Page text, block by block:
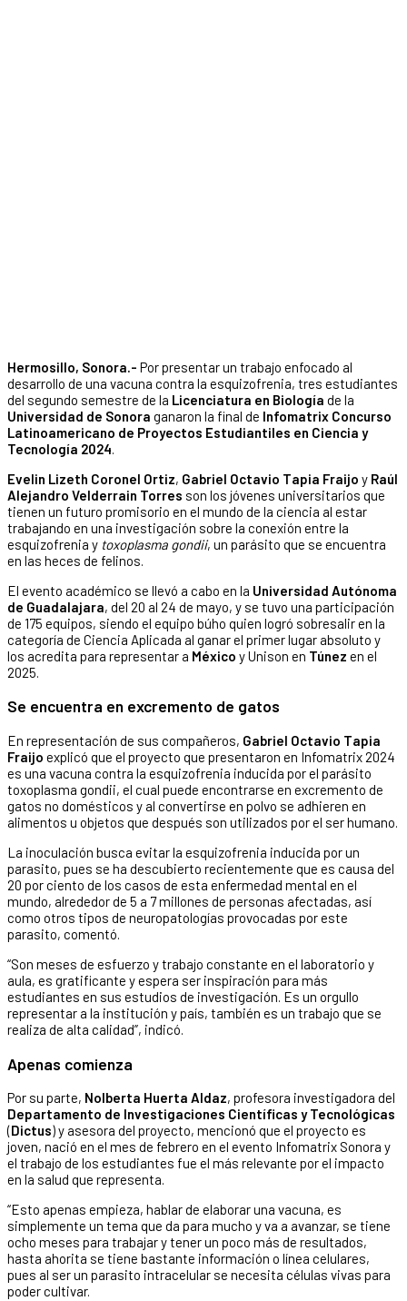
Hermosillo, Sonora.- Por presentar un trabajo enfocado al
desarrollo de una vacuna contra la esquizofrenia, tres estudiantes
del segundo semestre de la Licenciatura en Biología de la
Universidad de Sonora ganaron la final de Infomatrix Concurso
Latinoamericano de Proyectos Estudiantiles en Ciencia y
Tecnología 2024.
Evelin Lizeth Coronel Ortiz, Gabriel Octavio Tapia Fraijo y Raúl
Alejandro Velderrain Torres son los jóvenes universitarios que
tienen un futuro promisorio en el mundo de la ciencia al estar
trabajando en una investigación sobre la conexión entre la
esquizofrenia y toxoplasma gondii, un parásito que se encuentra
en las heces de felinos.
El evento académico se llevó a cabo en la Universidad Autónoma
de Guadalajara, del 20 al 24 de mayo, y se tuvo una participación
de 175 equipos, siendo el equipo búho quien logró sobresalir en la
categoría de Ciencia Aplicada al ganar el primer lugar absoluto y
los acredita para representar a México y Unison en Túnez en el
2025.
Se encuentra en excremento de gatos
En representación de sus compañeros, Gabriel Octavio Tapia
Fraijo explicó que el proyecto que presentaron en Infomatrix 2024
es una vacuna contra la esquizofrenia inducida por el parásito
toxoplasma gondii, el cual puede encontrarse en excremento de
gatos no domésticos y al convertirse en polvo se adhieren en
alimentos u objetos que después son utilizados por el ser humano.
La inoculación busca evitar la esquizofrenia inducida por un
parasito, pues se ha descubierto recientemente que es causa del
20 por ciento de los casos de esta enfermedad mental en el
mundo, alrededor de 5 a 7 millones de personas afectadas, así
como otros tipos de neuropatologías provocadas por este
parasito, comentó.
“Son meses de esfuerzo y trabajo constante en el laboratorio y
aula, es gratificante y espera ser inspiración para más
estudiantes en sus estudios de investigación. Es un orgullo
representar a la institución y país, también es un trabajo que se
realiza de alta calidad”, indicó.
Apenas comienza
Por su parte, Nolberta Huerta Aldaz, profesora investigadora del
Departamento de Investigaciones Científicas y Tecnológicas
(Dictus) y asesora del proyecto, mencionó que el proyecto es
joven, nació en el mes de febrero en el evento Infomatrix Sonora y
el trabajo de los estudiantes fue el más relevante por el impacto
en la salud que representa.
“Esto apenas empieza, hablar de elaborar una vacuna, es
simplemente un tema que da para mucho y va a avanzar, se tiene
ocho meses para trabajar y tener un poco más de resultados,
hasta ahorita se tiene bastante información o línea celulares,
pues al ser un parasito intracelular se necesita células vivas para
poder cultivar.